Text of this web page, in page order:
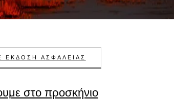
ΕΚΔΟΣΗ ΑΣΦΑΛΕΙΑΣ
στο προσκήνιο